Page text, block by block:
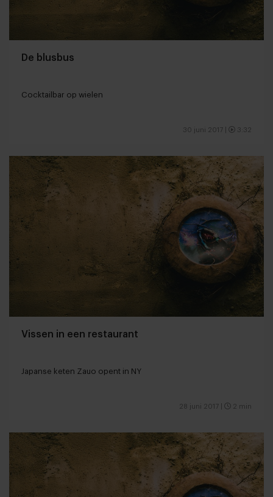
De blusbus
Cocktailbar op wielen
30 juni 2017 3:32
Vissen in een restaurant
Japanse keten Zauo opent in NY
28 juni 2017 2 min